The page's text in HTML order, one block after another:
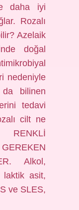
daha iyi
Rozalı
Azelaik
doğal
nedeniyle
bilinen
tedavi
cilt ne
RENKLİ
Alkol,
laktik asit,
ve SLES,